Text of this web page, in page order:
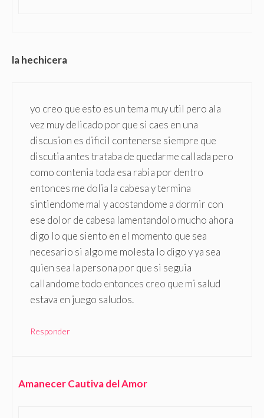
la hechicera
yo creo que esto es un tema muy util pero ala
vez muy delicado por que si caes en una
discusion es dificil contenerse siempre que
discutia antes trataba de quedarme callada pero
como contenia toda esa rabia por dentro
entonces me dolia la cabesa y termina
sintiendome mal y acostandome a dormir con
ese dolor de cabesa lamentandolo mucho ahora
digo lo que siento en el momento que sea
necesario si algo me molesta lo digo y ya sea
quien sea la persona por que si seguia
callandome todo entonces creo que mi salud
estava en juego saludos.
Responder
Amanecer Cautiva del Amor